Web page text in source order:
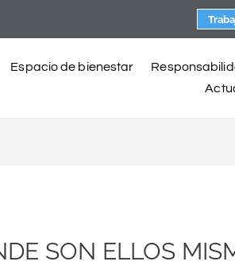
Espacio de bienestar
SON ELLOS